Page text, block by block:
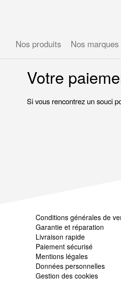
Nos produits Nos marques
Votre
Si vous rencontrez un souci
Conditions générales de
Garantie et réparation
Livraison rapide
Paiement sécurisé
Mentions légales
Données personnelles
Gestion des cookies